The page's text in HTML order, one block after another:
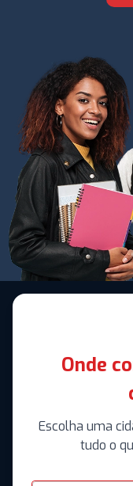
Onde
Escolha uma
tudo o